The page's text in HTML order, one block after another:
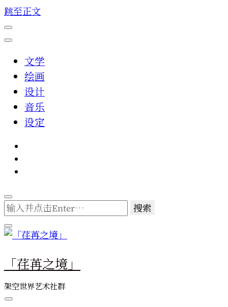
跳至正文
文学
绘画
设计
音乐
设定
找
什
么
西
吗?
「荏苒之境」
架空世界艺术社群